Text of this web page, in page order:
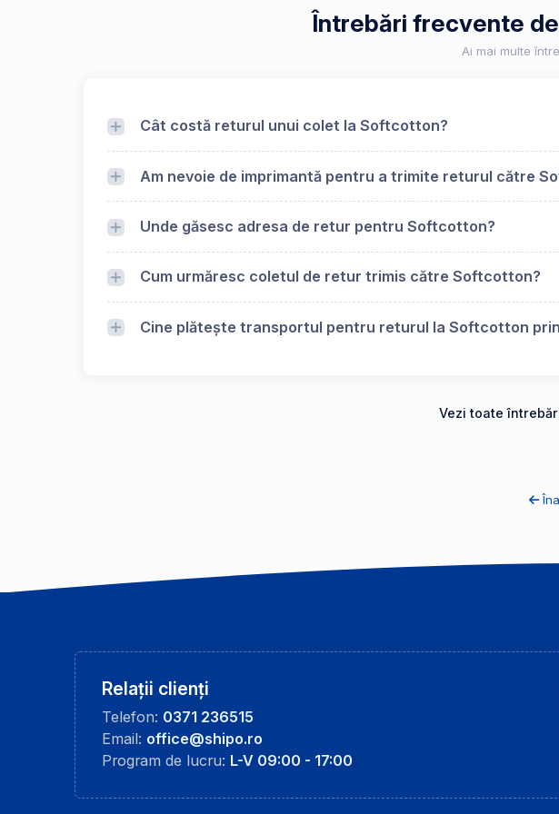
Întrebări frecvente
Ai mai multe
Cât costă returul unui colet la Softcotton?
Am nevoie de imprimantă pentru a trimite returul către
Unde găsesc adresa de retur pentru Softcotton?
Cum urmăresc coletul de retur trimis către Softcotton?
Cine plătește transportul pentru returul la Softcotton
Vezi toate
Relații clienți
Telefon: 0371 236515
Email: office@shipo.ro
Program de lucru: L-V 09:00 - 17:00